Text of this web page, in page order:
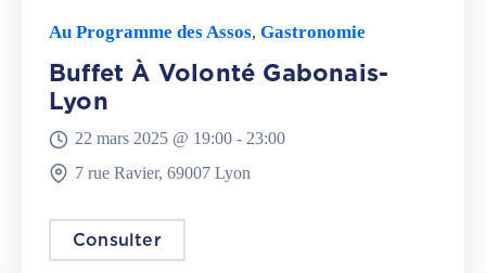
Au Programme des Assos, Gastronomie
Buffet À Volonté Gabonais-
Lyon
22 mars 2025 @ 19:00 - 23:00
7 rue Ravier, 69007 Lyon
Consulter